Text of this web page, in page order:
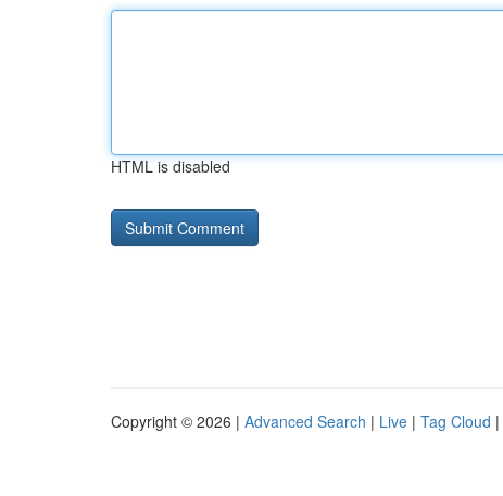
HTML is disabled
Copyright © 2026 | Advanced Search | Live | Tag Cloud |